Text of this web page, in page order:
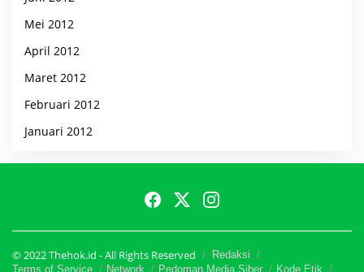
Mei 2012
April 2012
Maret 2012
Februari 2012
Januari 2012
© 2022 Thehok.id - All Rights Reserved
Redaksi
Terms of Service
Network Pedoman Media Siber Kode Etik